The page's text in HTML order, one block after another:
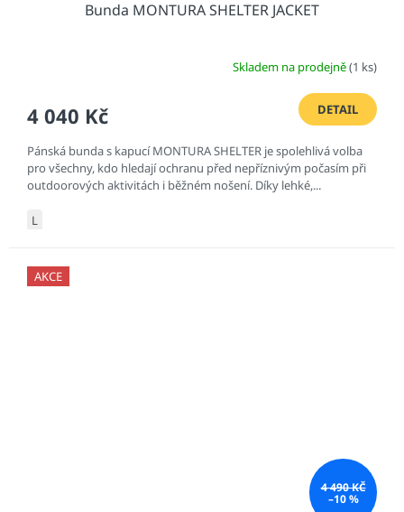
Bunda MONTURA SHELTER JACKET
Skladem na prodejně(1 ks)
4 040 Kč DETAIL
Pánská bunda s kapucí MONTURA SHELTER je spolehlivá volba
pro všechny, kdo hledají ochranu před nepříznivým počasím při
outdoorových aktivitách i běžném nošení. Díky lehké,...
L
AKCE
4 490 KČ
–10 %